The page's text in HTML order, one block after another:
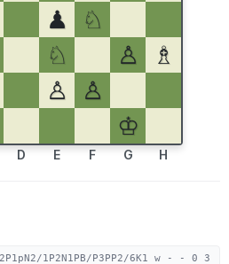
♟
♘
♘ ♙
♗
♙
♙
♔
D E F G H
1P2N1PB/P3PP2/6K1 w - - 0 3